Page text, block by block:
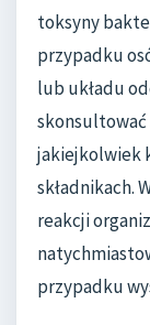
toksyny
przypadku
lub układu
skonsultować
jakiejkolwiek
składnikach.
reakcji
przypadku